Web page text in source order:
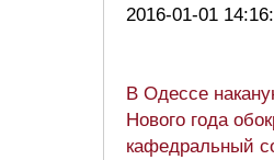
2016-01-01
В Одессе
Нового года
кафедральный